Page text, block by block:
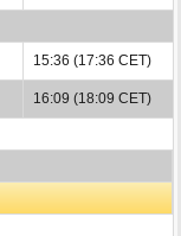
15:36 (17:36 CET)
16:09 (18:09 CET)